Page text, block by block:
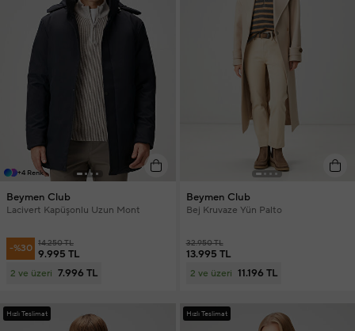
+4 Renk
Beymen Club
Lacivert Kapüşonlu Uzun Mont
-%30 14.250 TL
9.995 TL
2 ve üzeri 7.996 TL
Beymen Club
Bej Kruvaze Yün Palto
32.950 TL
13.995 TL
2 ve üzeri 11.196 TL
Hızlı Teslimat Hızlı Teslimat